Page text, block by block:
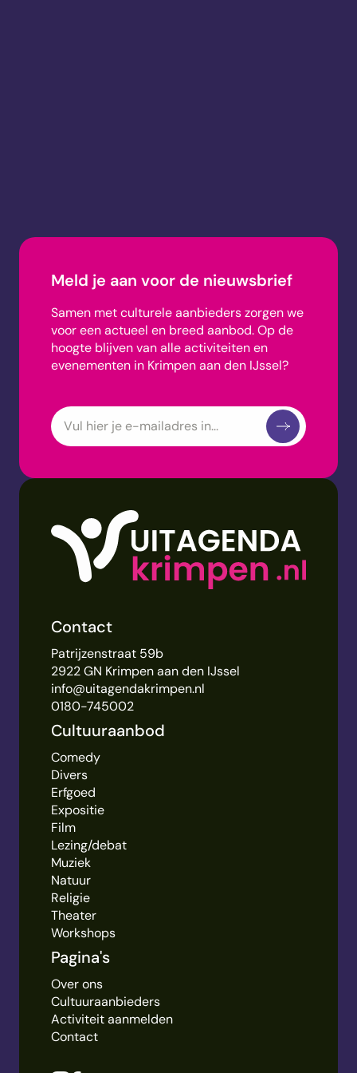
Contact
Patrijzenstraat 59b
2922 GN Krimpen aan den IJssel
info@uitagendakrimpen.nl
0180-745002
Cultuuraanbod
Comedy
Divers
Erfgoed
Expositie
Film
Lezing/debat
Muziek
Natuur
Religie
Theater
Workshops
Pagina's
Over ons
Cultuuraanbieders
Activiteit aanmelden
Contact
Meld je aan voor de nieuwsbrief
Samen met culturele aanbieders zorgen we
voor een actueel en breed aanbod.Op de
hoogte blijven van alle activiteiten en
evenementen in Krimpen aan den IJssel?